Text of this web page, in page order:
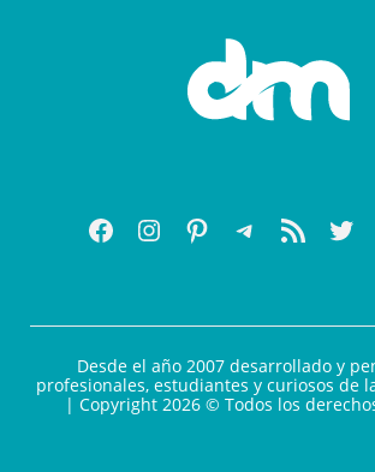
Desde el año 2007 desarrollado y
profesionales, estudiantes y curiosos de
| Copyright 2026 © Todos los